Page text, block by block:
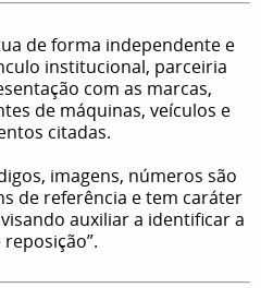
de forma independente e
institucional, parceiria
com as marcas,
de máquinas, veículos e
citadas.
imagens, números são
de referência e tem caráter
auxiliar a identificar a
reposição”.